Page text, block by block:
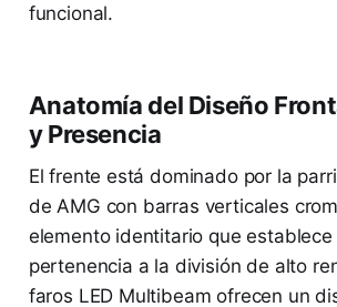
funcional.
Anatomía del Diseño
y Presencia
El frente está dominado por la
de AMG con barras verticales
elemento identitario que establece
pertenencia a la división de alto
faros LED Multibeam ofrecen un